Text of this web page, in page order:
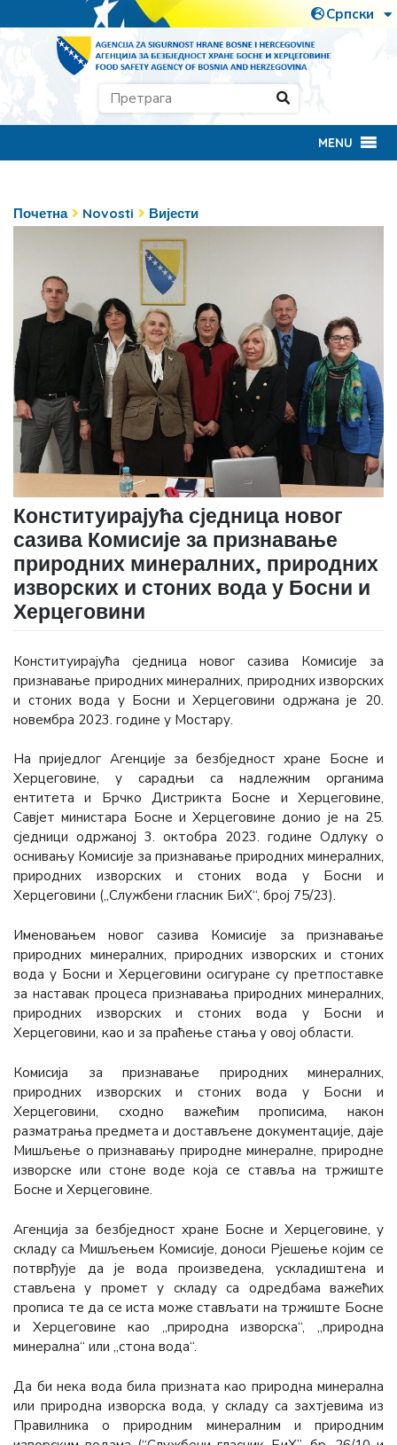
MENU
Почетна Novosti Вијести
Конституирајућа сједница новог
сазива Комисије за признавање
природних минералних, природних
изворских и стоних вода у Босни и
Херцеговини
Конституирајућа сједница новог сазива Комисије за
признавање природних минералних, природних изворских
и стоних вода у Босни и Херцеговини одржана је 20.
новембра 2023. године у Мостару.
На приједлог Агенције за безбједност хране Босне и
Херцеговине, у сарадњи са надлежним органима
ентитета и Брчко Дистрикта Босне и Херцеговине,
Савјет министара Босне и Херцеговине донио је на 25.
сједници одржаној 3. октобра 2023. године Одлуку о
оснивању Комисије за признавање природних минералних,
природних изворских и стоних вода у Босни и
Херцеговини („Службени гласник БиХ“, број 75/23).
Именовањем новог сазива Комисије за признавање
природних минералних, природних изворских и стоних
вода у Босни и Херцеговини осигуране су претпоставке
за наставак процеса признавања природних минералних,
природних изворских и стоних вода у Босни и
Херцеговини, као и за праћење стања у овој области.
Комисија за признавање природних минералних,
природних изворских и стоних вода у Босни и
Херцеговини, сходно важећим прописима, након
разматрања предмета и достављене документације, даје
Мишљење о признавању природне минералне, природне
изворске или стоне воде која се ставља на тржиште
Босне и Херцеговине.
Агенција за безбједност хране Босне и Херцеговине, у
складу са Мишљењем Комисије, доноси Рјешење којим се
потврђује да је вода произведена, ускладиштена и
стављена у промет у складу са одредбама важећих
прописа те да се иста може стављати на тржиште Босне
и Херцеговине као „природна изворска“, „природна
минерална“ или „стона вода“.
Да би нека вода била призната као природна минерална
или природна изворска вода, у складу са захтјевима из
Правилника о природним минералним и природним